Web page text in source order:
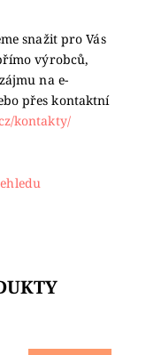
snažit pro Vás
výrobců,
na e-
přes kontaktní
kontakty/